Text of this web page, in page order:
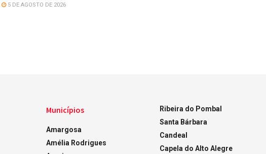
5 DE AGOSTO DE 2026
Municípios
Amargosa
Amélia Rodrigues
Ribeira do Pombal
Santa Bárbara
Candeal
Capela do Alto Alegre